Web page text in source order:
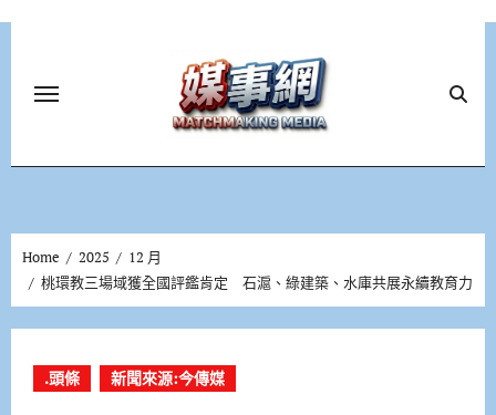
Home 2025
12 月
桃環教三場域獲全國評鑑肯定 石滬、綠建築、水庫共展永續教育力
.頭條 新聞來源:今傳媒